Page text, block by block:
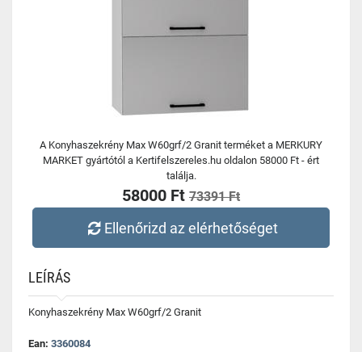
A Konyhaszekrény Max W60grf/2 Granit terméket a MERKURY
MARKET gyártótól a Kertifelszereles.hu oldalon 58000 Ft - ért
találja.
58000 Ft 73391 Ft
Ellenőrizd az elérhetőséget
LEÍRÁS
Konyhaszekrény Max W60grf/2 Granit
Ean: 3360084